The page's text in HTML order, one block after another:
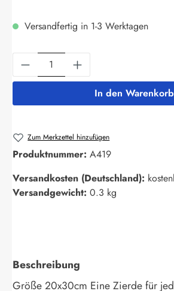
Versandfertig in 1-3 Werktagen
Produkt Anzahl: Gib den
In den Warenkorb
Zum Merkzettel hinzufügen
Produktnummer: A419
Versandkosten (Deutschland):
Versandgewicht: 0.3 kg
Beschreibung
Größe 20x30cm Eine Zierde für